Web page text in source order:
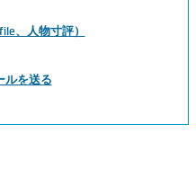
、人物寸評）
ルを送る